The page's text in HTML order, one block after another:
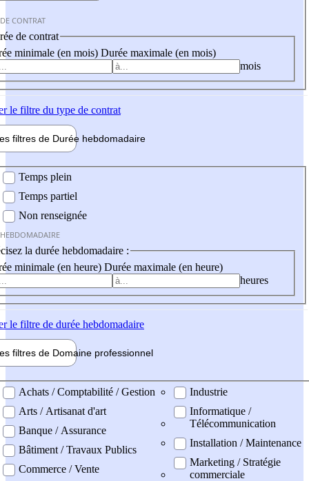
CONTRAT
de contrat
minimale (en mois) Durée maximale (en mois)
mois
le filtre du type de contrat
filtres de Durée hebdomadaire
Temps plein
Temps partiel
Non renseignée
la durée hebdomadaire :
minimale (en heure) Durée maximale (en heure)
heures
le filtre de durée hebdomadaire
filtres de Domaine professionnel
professionel
Achats / Comptabilité / Gestion
Arts / Artisanat d'art
Banque / Assurance
Bâtiment / Travaux Publics
Commerce / Vente
Industrie
Informatique /
Télécommunication
Installation / Maintenance
Marketing / Stratégie
commerciale